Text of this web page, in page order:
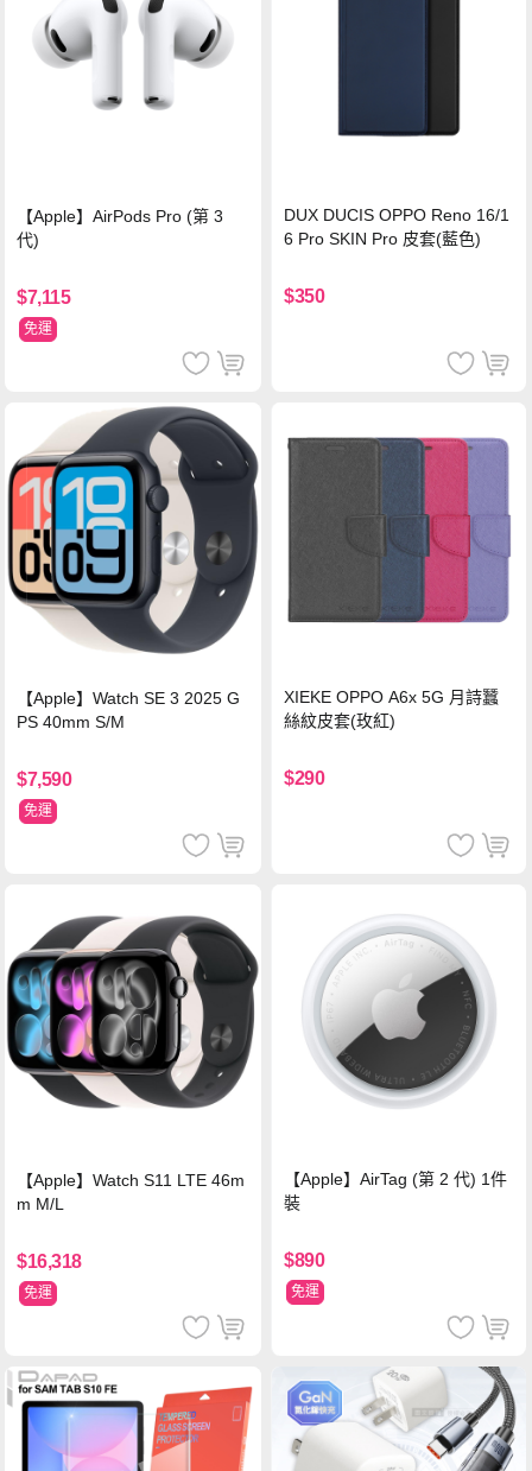
【Apple】AirPods Pro (第 3
代)
$7,115
免運
DUX DUCIS OPPO Reno 16/1
6 Pro SKIN Pro 皮套(藍色)
$350
【Apple】Watch SE 3 2025 G
PS 40mm S/M
$7,590
免運
XIEKE OPPO A6x 5G 月詩蠶
絲紋皮套(玫紅)
$290
【Apple】Watch S11 LTE 46m
m M/L
$16,318
免運
【Apple】AirTag (第 2 代) 1件
裝
$890
免運